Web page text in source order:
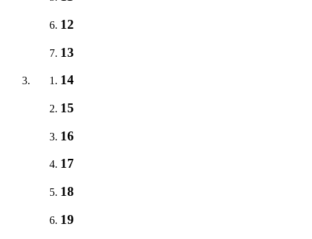
12
13
14
15
16
17
18
19